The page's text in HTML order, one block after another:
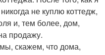
не куплю коттедж,
и, тем более, дом,
продажу.
скажем, что дома,